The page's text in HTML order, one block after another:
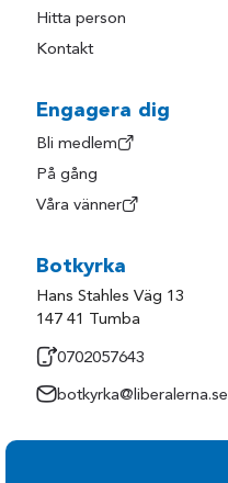
Hitta person
Kontakt
Engagera dig
Bli medlem
På gång
Våra vänner
Botkyrka
Hans Stahles Väg 13
147 41 Tumba
0702057643
botkyrka@liberalerna.se